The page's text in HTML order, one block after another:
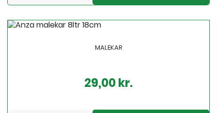
MALEKAR
29,00 kr.